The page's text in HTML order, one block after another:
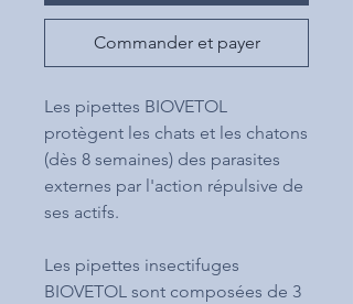
Commander et payer
Les pipettes BIOVETOL
protègent les chats et les chatons
(dès 8 semaines) des parasites
externes par l'action répulsive de
ses actifs.
Les pipettes insectifuges
BIOVETOL sont composées de 3